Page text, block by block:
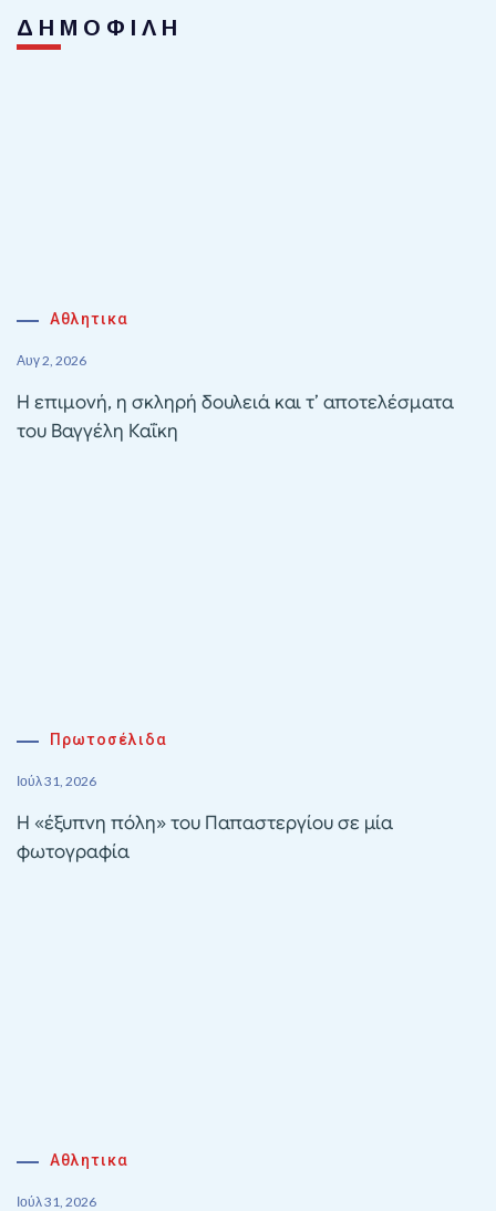
ΔΗΜΟΦΙΛΗ
Αθλητικα
Αυγ 2, 2026
Η επιμονή, η σκληρή δουλειά και τ’ αποτελέσματα
του Βαγγέλη Καΐκη
Πρωτοσέλιδα
Ιούλ 31, 2026
Η «έξυπνη πόλη» του Παπαστεργίου σε μία
φωτογραφία
Αθλητικα
Ιούλ 31, 2026